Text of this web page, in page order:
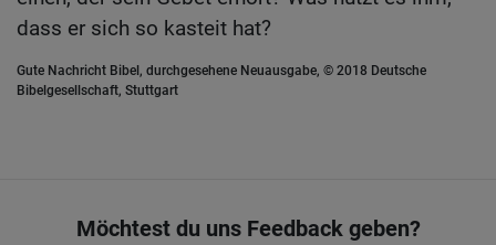
dass er sich so kasteit hat?
Gute Nachricht Bibel, durchgesehene Neuausgabe, © 2018 Deutsche
Bibelgesellschaft, Stuttgart
Möchtest du uns Feedback geben?